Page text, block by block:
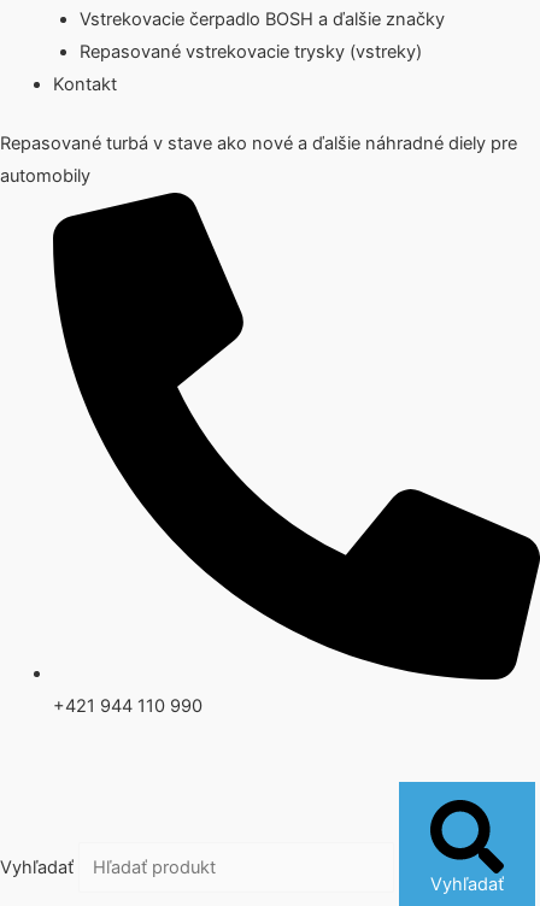
Vstrekovacie čerpadlo BOSH a ďalšie značky
Repasované vstrekovacie trysky (vstreky)
Kontakt
Repasované turbá v stave ako nové a ďalšie náhradné diely pre
automobily
+421 944 110 990
Vyhľadať
Vyhľadať